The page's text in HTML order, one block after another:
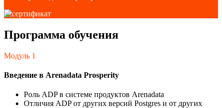
Программа обучения
Модуль 1
Введение в Arenadata Prosperity
Роль ADP в системе продуктов Arenadata
Отличия ADP от других версий Postgres и от других